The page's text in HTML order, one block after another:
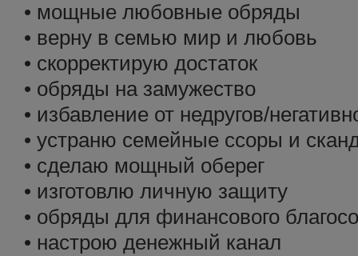
• мощные любовные обряды
• верну в семью мир и любовь
• скорректирую достаток
• обряды на замужество
• избавление от недругов/
• устраню семейные ссоры и
• сделаю мощный оберег
• изготовлю личную защиту
• обряды для финансового
• настрою денежный канал